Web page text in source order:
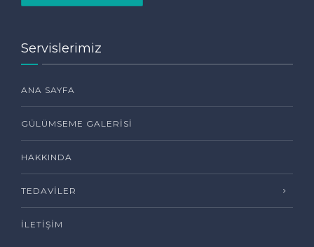
Servislerimiz
ANA SAYFA
GÜLÜMSEME GALERISI
HAKKINDA
TEDAVILER
İLETIŞIM